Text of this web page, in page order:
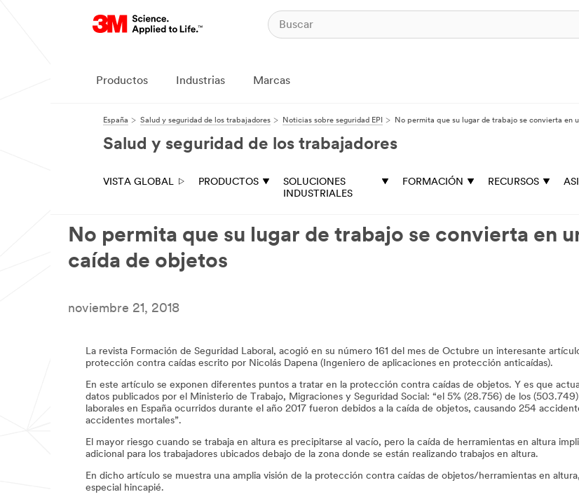
Productos Industrias Marcas
España Salud y seguridad de los trabajadores Noticias sobre seguridad EPI No permita que su lugar de trabajo se convierta en
Salud y seguridad de los trabajadores
VISTA GLOBAL PRODUCTOS
SOLUCIONES
INDUSTRIALES
FORMACIÓN RECURSOS
No permita que su lugar de trabajo se convierta en
caída de objetos
noviembre 21, 2018
La revista Formación de Seguridad Laboral, acogió en su número 161 del mes de Octubre un interesante
protección contra caídas escrito por Nicolás Dapena (Ingeniero de aplicaciones en protección anticaídas).
En este artículo se exponen diferentes puntos a tratar en la protección contra caídas de objetos. Y es que
datos publicados por el Ministerio de Trabajo, Migraciones y Seguridad Social: “el 5% (28.756) de los
laborales en España ocurridos durante el año 2017 fueron debidos a la caída de objetos, causando 254
accidentes mortales”.
El mayor riesgo cuando se trabaja en altura es precipitarse al vacío, pero la caída de herramientas en altura
adicional para los trabajadores ubicados debajo de la zona donde se están realizando trabajos en altura.
En dicho artículo se muestra una amplia visión de la protección contra caídas de objetos/herramientas en
especial hincapié.